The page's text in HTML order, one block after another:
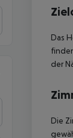
Das
der
Die